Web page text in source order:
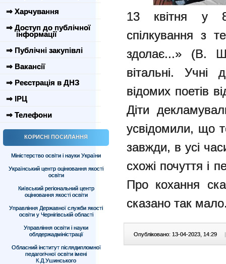
⇒ Харчування
⇒ Доступ до публічної
інформації
⇒ Публічні закупівлі
⇒ Вакансії
⇒ Реєстрація в ДНЗ
⇒ ІРЦ
⇒ Телефони
КОРИСНІ ПОСИЛАННЯ
Міністерство освіти і науки України
Український центр оцінювання якості
освіти
Київський регіональний центр
оцінювання якості освіти
Управління Державної служби якості
освіти у Чернігівській області
Управління освіти і науки
облдержадміністрації
Обласний інститут післядипломної
педагогічної освіти імені
К.Д.Ушинського
13 квітня у
спілкування з
здолає...» (В.
вітальні. Учні
відомих поетів
Діти
усвідомили, що
завжди, в усі
схожі почуття і
Про кохання
сказано так
Опубліковано: 13-04-2023, 14:29 |